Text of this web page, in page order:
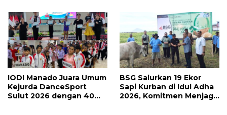
IODI Manado Juara Umum
Kejurda DanceSport
Sulut 2026 dengan 40
BSG Salurkan 19 Ekor
Sapi Kurban di Idul Adha
2026, Komitmen Menjaga